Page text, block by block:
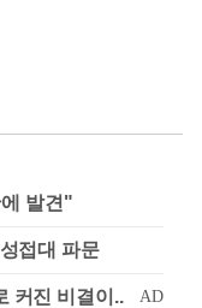
발견"
접대 파문